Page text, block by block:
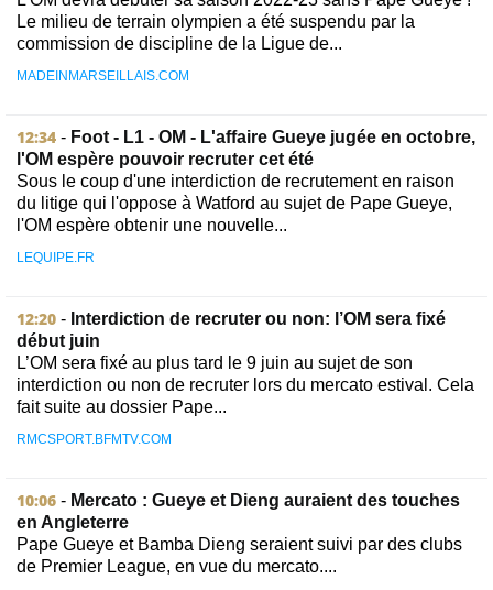
Le milieu de terrain olympien a été suspendu par la
commission de discipline de la Ligue de...
MADEINMARSEILLAIS.COM
12:34 - Foot - L1 - OM - L'affaire Gueye jugée en octobre,
l'OM espère pouvoir recruter cet été
Sous le coup d'une interdiction de recrutement en raison
du litige qui l'oppose à Watford au sujet de Pape Gueye,
l'OM espère obtenir une nouvelle...
LEQUIPE.FR
12:20 - Interdiction de recruter ou non: l’OM sera fixé
début juin
L’OM sera fixé au plus tard le 9 juin au sujet de son
interdiction ou non de recruter lors du mercato estival. Cela
fait suite au dossier Pape...
RMCSPORT.BFMTV.COM
10:06 - Mercato : Gueye et Dieng auraient des touches
en Angleterre
Pape Gueye et Bamba Dieng seraient suivi par des clubs
de Premier League, en vue du mercato....